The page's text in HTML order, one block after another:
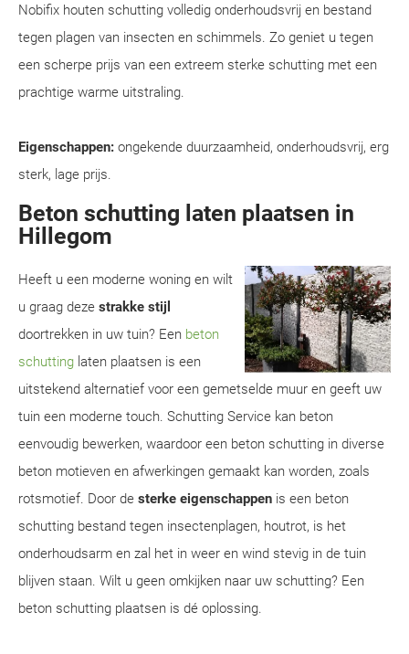
Nobifix houten schutting volledig onderhoudsvrij en bestand
tegen plagen van insecten en schimmels. Zo geniet u tegen
een scherpe prijs van een extreem sterke schutting met een
prachtige warme uitstraling.
Eigenschappen: ongekende duurzaamheid, onderhoudsvrij, erg
sterk, lage prijs.
Beton schutting laten plaatsen in
Hillegom
Heeft u een moderne woning en wilt
u graag deze strakke stijl
doortrekken in uw tuin? Een beton
schutting laten plaatsen is een
uitstekend alternatief voor een gemetselde muur en geeft uw
tuin een moderne touch. Schutting Service kan beton
eenvoudig bewerken, waardoor een beton schutting in diverse
beton motieven en afwerkingen gemaakt kan worden, zoals
rotsmotief. Door de sterke eigenschappen is een beton
schutting bestand tegen insectenplagen, houtrot, is het
onderhoudsarm en zal het in weer en wind stevig in de tuin
blijven staan. Wilt u geen omkijken naar uw schutting? Een
beton schutting plaatsen is dé oplossing.